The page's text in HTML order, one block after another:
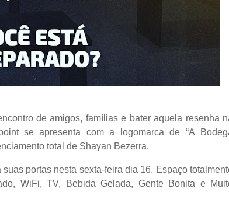
de amigos, famílias e bater aquela resenha
se apresenta com a logomarca de “A
total de Shayan Bezerra.
portas nesta sexta-feira dia 16. Espaço
WiFi, TV, Bebida Gelada, Gente Bonita e